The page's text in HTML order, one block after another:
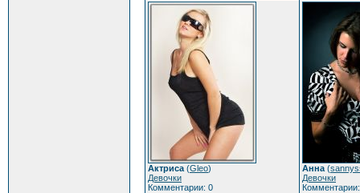
Актриса (Gleo)
Девочки
Комментарии: 0
Анна (
Девочки